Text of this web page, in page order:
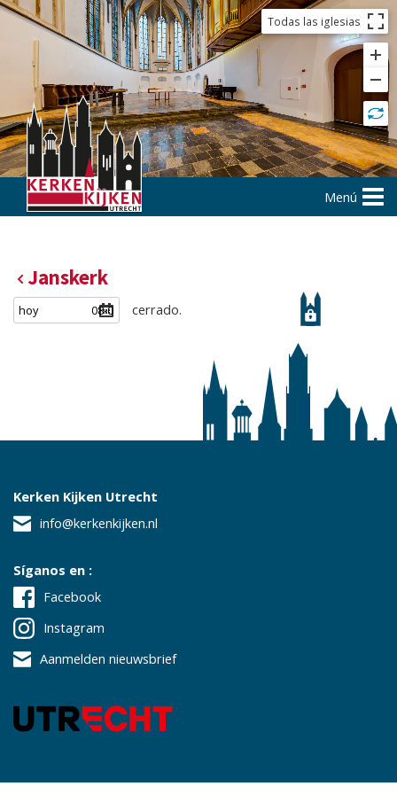
Todas las iglesias
Menú
Janskerk
cerrado.
Kerken Kijken Utrecht
info@kerkenkijken.nl
Síganos en :
Facebook
Instagram
Aanmelden nieuwsbrief